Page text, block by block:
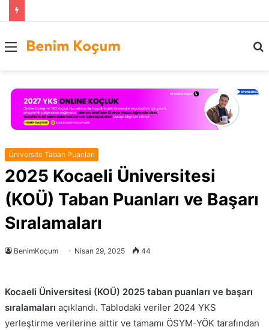
Menü
Üniversite Taban Puanları
2025 Kocaeli Üniversitesi
(KOÜ) Taban Puanları ve Başarı
Sıralamaları
BenimKoçum Nisan 29, 2025 44
Kocaeli Üniversitesi (KOÜ) 2025 taban puanları ve başarı
sıralamaları açıklandı. Tablodaki veriler 2024 YKS
yerleştirme verilerine aittir ve tamamı ÖSYM-YÖK tarafından